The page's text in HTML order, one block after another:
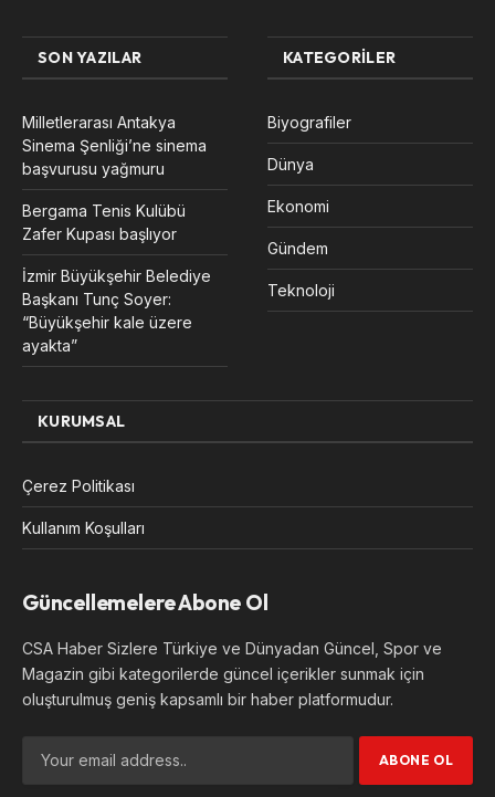
SON YAZILAR
Milletlerarası Antakya
Sinema Şenliği’ne sinema
başvurusu yağmuru
Bergama Tenis Kulübü
Zafer Kupası başlıyor
İzmir Büyükşehir Belediye
Başkanı Tunç Soyer:
“Büyükşehir kale üzere
ayakta”
KATEGORILER
Biyografiler
Dünya
Ekonomi
Gündem
Teknoloji
KURUMSAL
Çerez Politikası
Kullanım Koşulları
Güncellemelere Abone Ol
CSA Haber Sizlere Türkiye ve Dünyadan Güncel, Spor ve
Magazin gibi kategorilerde güncel içerikler sunmak için
oluşturulmuş geniş kapsamlı bir haber platformudur.